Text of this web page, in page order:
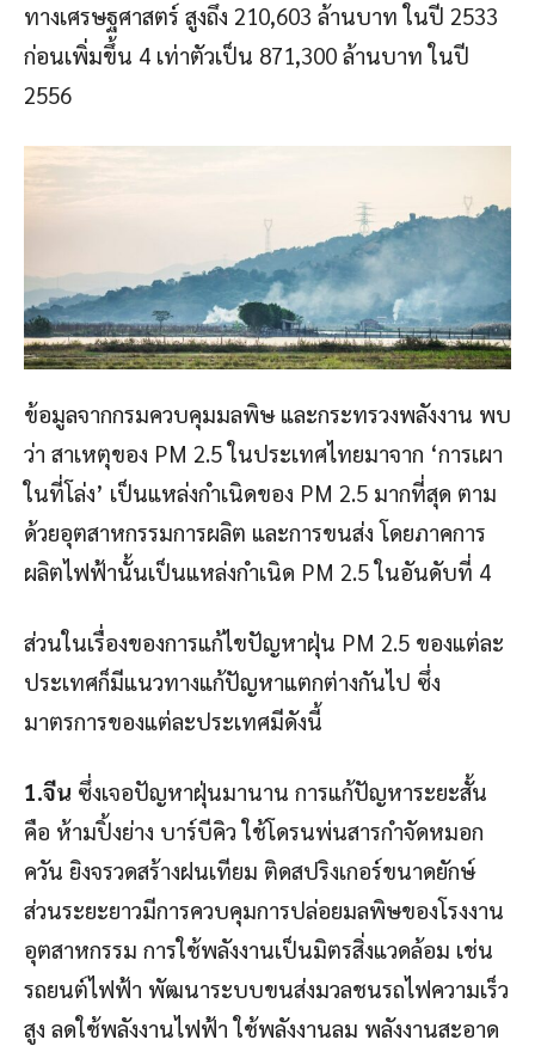
ทางเศรษฐศาสตร์ สูงถึง 210,603 ล้านบาท ในปี 2533
ก่อนเพิ่มขึ้น 4 เท่าตัวเป็น 871,300 ล้านบาท ในปี
2556
ข้อมูลจากกรมควบคุมมลพิษ และกระทรวงพลังงาน พบ
ว่า สาเหตุของ PM 2.5 ในประเทศไทยมาจาก ‘การเผา
ในที่โล่ง’ เป็นแหล่งกำเนิดของ PM 2.5 มากที่สุด ตาม
ด้วยอุตสาหกรรมการผลิต และการขนส่ง โดยภาคการ
ผลิตไฟฟ้านั้นเป็นแหล่งกำเนิด PM 2.5 ในอันดับที่ 4
ส่วนในเรื่องของการแก้ไขปัญหาฝุ่น PM 2.5 ของแต่ละ
ประเทศก็มีแนวทางแก้ปัญหาแตกต่างกันไป ซึ่ง
มาตรการของแต่ละประเทศมีดังนี้
1.จีน ซึ่งเจอปัญหาฝุ่นมานาน การแก้ปัญหาระยะสั้น
คือ ห้ามปิ้งย่าง บาร์บีคิว ใช้โดรนพ่นสารกำจัดหมอก
ควัน ยิงจรวดสร้างฝนเทียม ติดสปริงเกอร์ขนาดยักษ์
ส่วนระยะยาวมีการควบคุมการปล่อยมลพิษของโรงงาน
อุตสาหกรรม การใช้พลังงานเป็นมิตรสิ่งแวดล้อม เช่น
รถยนต์ไฟฟ้า พัฒนาระบบขนส่งมวลชนรถไฟความเร็ว
สูง ลดใช้พลังงานไฟฟ้า ใช้พลังงานลม พลังงานสะอาด